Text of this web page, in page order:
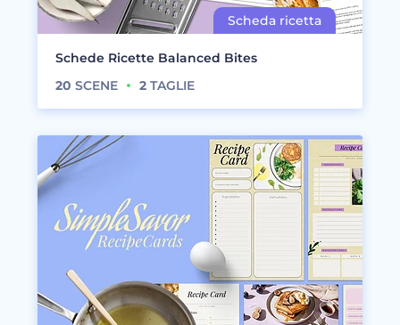
Schede Ricette Balanced Bites
20 SCENE 2 TAGLIE